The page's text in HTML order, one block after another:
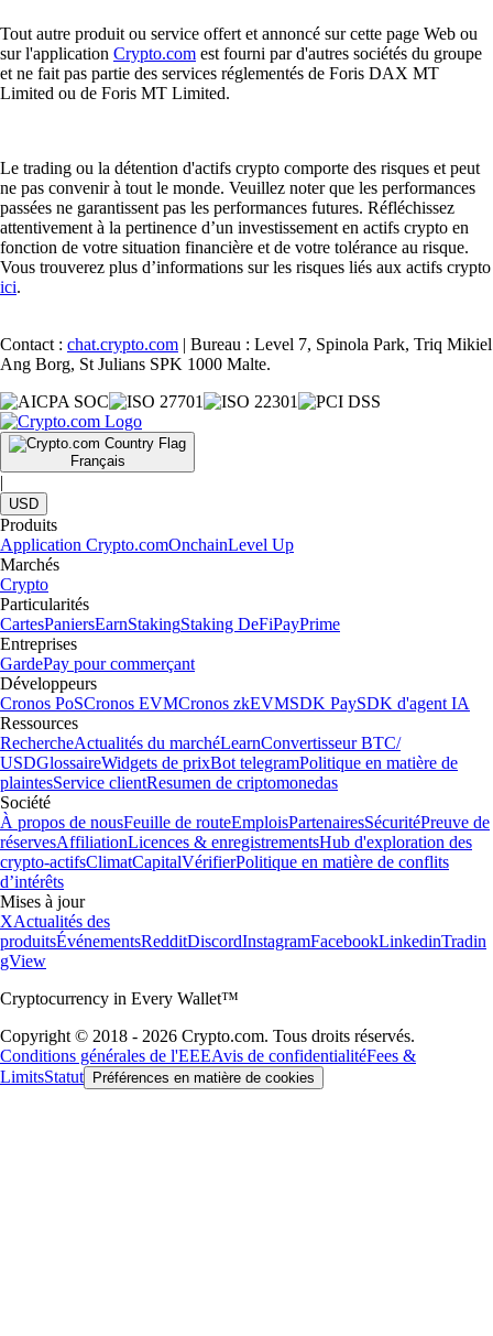
Tout autre produit ou service offert et annoncé sur cette page Web ou
sur l'application Crypto.com est fourni par d'autres sociétés du groupe
et ne fait pas partie des services réglementés de Foris DAX MT
Limited ou de Foris MT Limited.
Le trading ou la détention d'actifs crypto comporte des risques et peut
ne pas convenir à tout le monde. Veuillez noter que les performances
passées ne garantissent pas les performances futures. Réfléchissez
attentivement à la pertinence d’un investissement en actifs crypto en
fonction de votre situation financière et de votre tolérance au risque.
Vous trouverez plus d’informations sur les risques liés aux actifs crypto
ici.
Contact : chat.crypto.com | Bureau : Level 7, Spinola Park, Triq Mikiel
Ang Borg, St Julians SPK 1000 Malte.
Français
|
USD
Produits
Application Crypto.comOnchainLevel Up
Marchés
Crypto
Particularités
CartesPaniersEarnStakingStaking DeFiPayPrime
Entreprises
GardePay pour commerçant
Développeurs
Cronos PoSCronos EVMCronos zkEVMSDK PaySDK d'agent IA
Ressources
RechercheActualités du marchéLearnConvertisseur BTC/
USDGlossaireWidgets de prixBot telegramPolitique en matière de
plaintesService clientResumen de criptomonedas
Société
À propos de nousFeuille de routeEmploisPartenairesSécuritéPreuve de
réservesAffiliationLicences & enregistrementsHub d'exploration des
crypto-actifsClimatCapitalVérifierPolitique en matière de conflits
d’intérêts
Mises à jour
XActualités des
produitsÉvénementsRedditDiscordInstagramFacebookLinkedinTradin
gView
Cryptocurrency in Every Wallet™
Copyright © 2018 - 2026 Crypto.com. Tous droits réservés.
Conditions générales de l'EEEAvis de confidentialitéFees &
LimitsStatut Préférences en matière de cookies